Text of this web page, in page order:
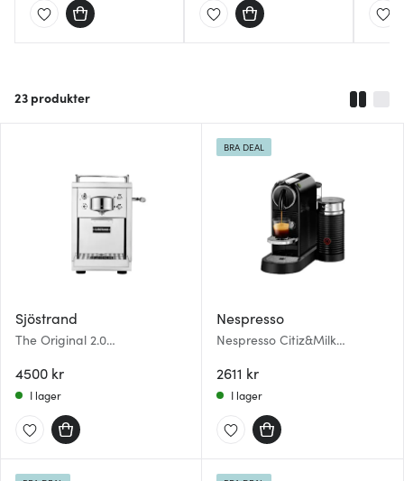
23 produkter
Sjöstrand
The Original 2.0
4500 kr
I lager
Nespresso
Nespresso Citiz&Milk
2611 kr
BRA DEAL
I lager